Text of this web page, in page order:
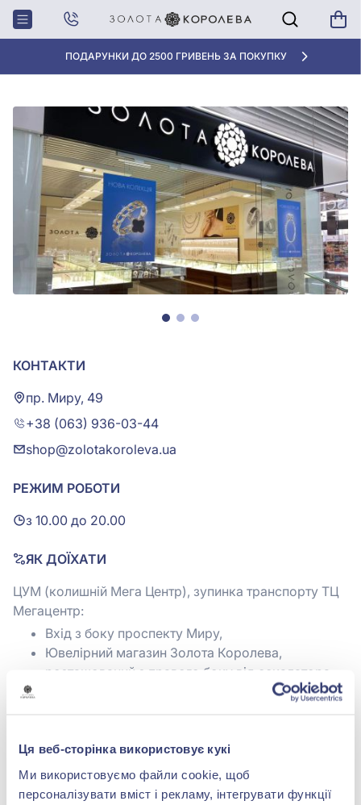
Ця веб-сторінка використовує кукі
Ми використовуємо файли cookie, щоб
персоналізувати вміст і рекламу, інтегрувати функції
ПОДАРУНКИ ДО 2500 ГРИВЕНЬ ЗА ПОКУПКУ
Головна Магазини ЦУМ, Чернігів
ЧЕРНІГІВ, ЦУМ
КОНТАКТИ
пр. Миру, 49
+38 (063) 936-03-44
shop@zolotakoroleva.ua
РЕЖИМ РОБОТИ
з 10.00 до 20.00
ЯК ДОЇХАТИ
ЦУМ (колишній Мега Центр), зупинка транспорту ТЦ
Мегацентр:
Вхід з боку проспекту Миру,
Ювелірний магазин Золота Королева,
розташований з правого боку від ескалатора
Або з правого боку від магазину АЛЛО.